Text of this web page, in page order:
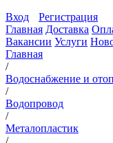
Вход
Регистрация
Главная Доставка
Вакансии Услуги
Главная
/
Водоснабжение и
/
Водопровод
/
Металопластик
/